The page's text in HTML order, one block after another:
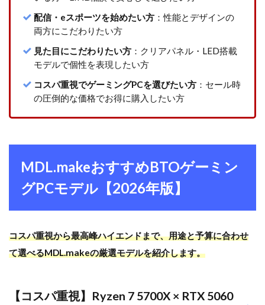
質問
MDL.make
配信・eスポーツを始めたい方：性能とデザインの
両方にこだわりたい方
見た目にこだわりたい方：クリアパネル・LED搭載
モデルで個性を表現したい方
コスパ重視でゲーミングPCを選びたい方：セール時
の圧倒的な価格でお得に購入したい方
MDL.makeおすすめBTOゲーミン
グPCモデル【2026年版】
コスパ重視から最高峰ハイエンドまで、用途と予算に合わせ
て選べるMDL.makeの厳選モデルを紹介します。
【コスパ重視】Ryzen 7 5700X × RTX 5060